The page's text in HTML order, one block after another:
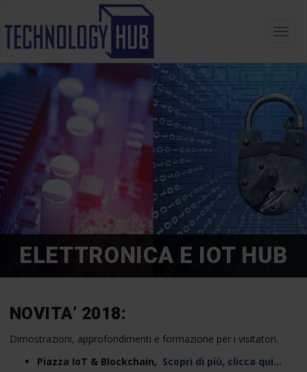
ELETTRONICA E IOT HUB
NOVITA’ 2018:
Dimostrazioni, approfondimenti e formazione per i visitatori.
Piazza IoT & Blockchain, Scopri di più, clicca qui…